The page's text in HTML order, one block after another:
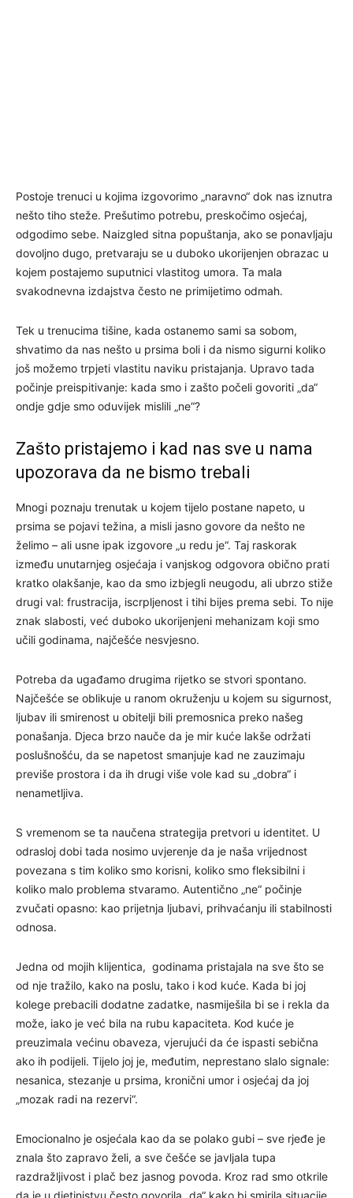
Postoje trenuci u kojima izgovorimo „naravno“ dok nas iznutra
nešto tiho steže. Prešutimo potrebu, preskočimo osjećaj,
odgodimo sebe. Naizgled sitna popuštanja, ako se ponavljaju
dovoljno dugo, pretvaraju se u duboko ukorijenjen obrazac u
kojem postajemo suputnici vlastitog umora. Ta mala
svakodnevna izdajstva često ne primijetimo odmah.
Tek u trenucima tišine, kada ostanemo sami sa sobom,
shvatimo da nas nešto u prsima boli i da nismo sigurni koliko
još možemo trpjeti vlastitu naviku pristajanja. Upravo tada
počinje preispitivanje: kada smo i zašto počeli govoriti „da“
ondje gdje smo oduvijek mislili „ne“?
Zašto pristajemo i kad nas sve u nama
upozorava da ne bismo trebali
Mnogi poznaju trenutak u kojem tijelo postane napeto, u
prsima se pojavi težina, a misli jasno govore da nešto ne
želimo – ali usne ipak izgovore „u redu je“. Taj raskorak
između unutarnjeg osjećaja i vanjskog odgovora obično prati
kratko olakšanje, kao da smo izbjegli neugodu, ali ubrzo stiže
drugi val: frustracija, iscrpljenost i tihi bijes prema sebi. To nije
znak slabosti, već duboko ukorijenjeni mehanizam koji smo
učili godinama, najčešće nesvjesno.
Potreba da ugađamo drugima rijetko se stvori spontano.
Najčešće se oblikuje u ranom okruženju u kojem su sigurnost,
ljubav ili smirenost u obitelji bili premosnica preko našeg
ponašanja. Djeca brzo nauče da je mir kuće lakše održati
poslušnošću, da se napetost smanjuje kad ne zauzimaju
previše prostora i da ih drugi više vole kad su „dobra“ i
nenametljiva.
S vremenom se ta naučena strategija pretvori u identitet. U
odrasloj dobi tada nosimo uvjerenje da je naša vrijednost
povezana s tim koliko smo korisni, koliko smo fleksibilni i
koliko malo problema stvaramo. Autentično „ne“ počinje
zvučati opasno: kao prijetnja ljubavi, prihvaćanju ili stabilnosti
odnosa.
Jedna od mojih klijentica, godinama pristajala na sve što se
od nje tražilo, kako na poslu, tako i kod kuće. Kada bi joj
kolege prebacili dodatne zadatke, nasmiješila bi se i rekla da
može, iako je već bila na rubu kapaciteta. Kod kuće je
preuzimala većinu obaveza, vjerujući da će ispasti sebična
ako ih podijeli. Tijelo joj je, međutim, neprestano slalo signale:
nesanica, stezanje u prsima, kronični umor i osjećaj da joj
„mozak radi na rezervi“.
Emocionalno je osjećala kao da se polako gubi – sve rjeđe je
znala što zapravo želi, a sve češće se javljala tupa
razdražljivost i plač bez jasnog povoda. Kroz rad smo otkrile
da je u djetinjstvu često govorila „da“ kako bi smirila situacije